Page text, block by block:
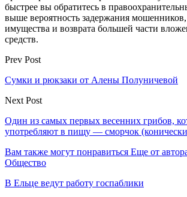
быстрее вы обратитесь в
выше вероятность задержания мошенников,
имущества и возврата большей части
средств.
Prev Post
Сумки и рюкзаки от Алены Полуничевой
Next Post
Один из самых первых весенних грибов,
употребляют в пищу — сморчок
Вам также могут понравиться Еще от
Общество
В Ельце ведут работу госпаблики